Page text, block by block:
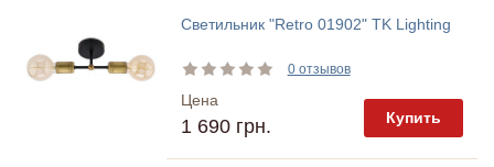
Светильник "Retro 01902" TK Lighting
0 отзывов
Цена
1 690 грн. Купить